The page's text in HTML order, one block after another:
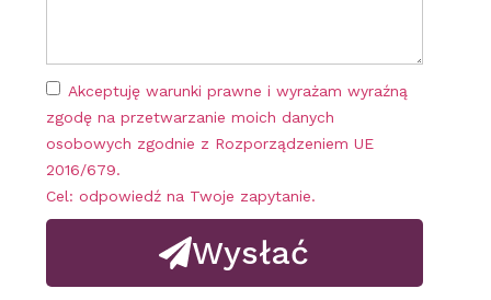
Akceptuję warunki prawne i wyrażam wyraźną
zgodę na przetwarzanie moich danych
osobowych zgodnie z Rozporządzeniem UE
2016/679.
Cel: odpowiedź na Twoje zapytanie.
Wysłać